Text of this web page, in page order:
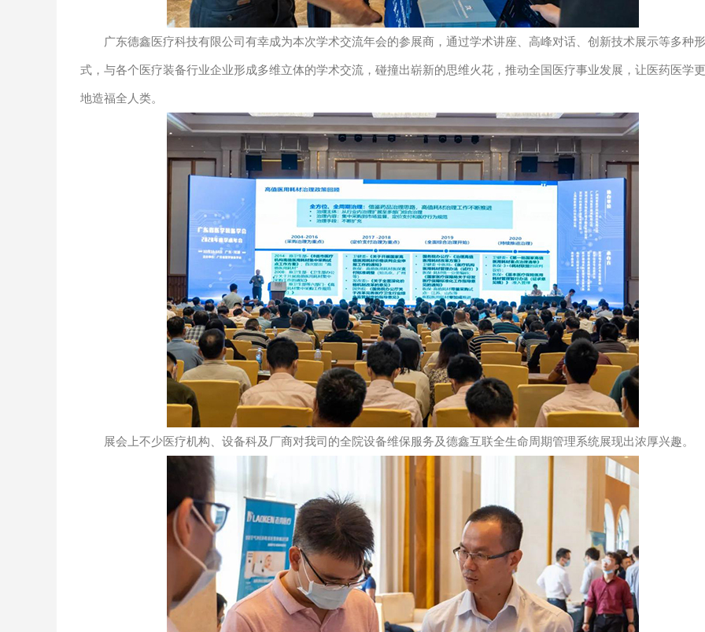
广东德鑫医疗科技有限公司有幸成为本次学术交流年会的参展商，通过学术讲座、高峰对话、创新技术展示等多种形
式，与各个医疗装备行业企业形成多维立体的学术交流，碰撞出崭新的思维火花，推动全国医疗事业发展，让医药医学
地造福全人类。
展会上不少医疗机构、设备科及厂商对我司的全院设备维保服务及德鑫互联全生命周期管理系统展现出浓厚兴趣。